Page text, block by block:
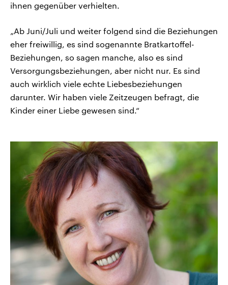
ihnen gegenüber verhielten.
„Ab Juni/Juli und weiter folgend sind die Beziehungen
eher freiwillig, es sind sogenannte Bratkartoffel-
Beziehungen, so sagen manche, also es sind
Versorgungsbeziehungen, aber nicht nur. Es sind
auch wirklich viele echte Liebesbeziehungen
darunter. Wir haben viele Zeitzeugen befragt, die
Kinder einer Liebe gewesen sind.“